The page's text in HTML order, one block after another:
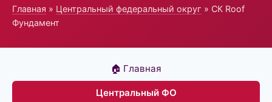
Главная » Центральный федеральный округ » СК Roof
Фундамент
🏠 Главная
Центральный ФО